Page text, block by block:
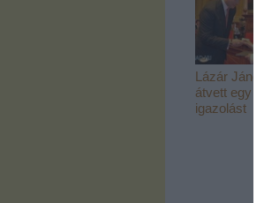
Lázár János
átvett egy
igazolást